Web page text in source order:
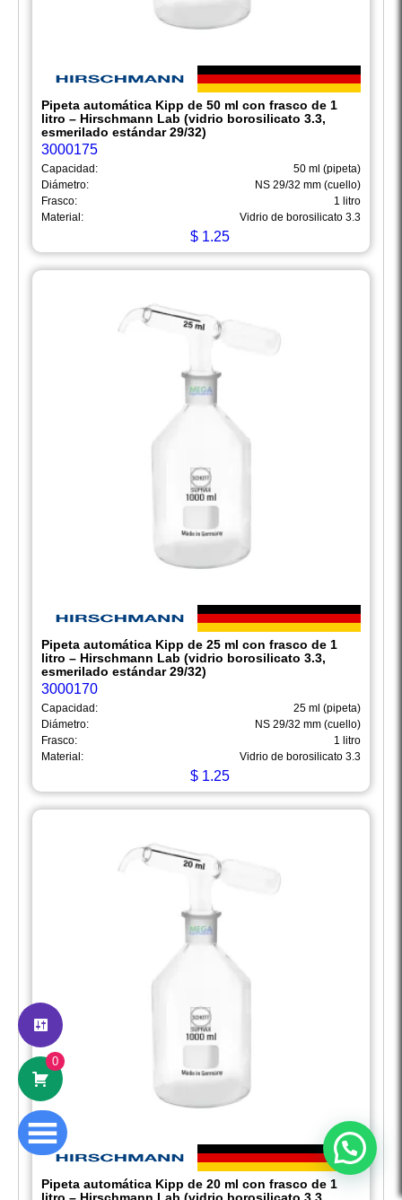
0
Pipeta automática Kipp de 50 ml con frasco de 1
litro – Hirschmann Lab (vidrio borosilicato 3.3,
esmerilado estándar 29/32)
3000175
Capacidad:
50 ml (pipeta)
Diámetro:
NS 29/32 mm (cuello)
Frasco:
1 litro
Material:
Vidrio de borosilicato 3.3
$ 1.25
Pipeta automática Kipp de 25 ml con frasco de 1
litro – Hirschmann Lab (vidrio borosilicato 3.3,
esmerilado estándar 29/32)
3000170
Capacidad:
25 ml (pipeta)
Diámetro:
NS 29/32 mm (cuello)
Frasco:
1 litro
Material:
Vidrio de borosilicato 3.3
$ 1.25
Pipeta automática Kipp de 20 ml con frasco de 1
Abrir chat
Somos Mega Equipamiento,
mantenimiento y calibración de equipos
¿En qué podemos ayudarte?